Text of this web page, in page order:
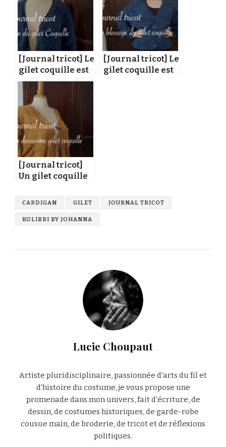
[Journal tricot] Le
gilet coquille est
fini !
[Journal tricot] Le
gilet coquille est
[Journal tricot]
Un gilet coquille
CARDIGAN GILET JOURNAL TRICOT
KOLIBRI BY JOHANNA
Lucie Choupaut
Artiste pluridisciplinaire, passionnée d'arts du fil et
d'histoire du costume, je vous propose une
promenade dans mon univers, fait d'écriture, de
dessin, de costumes historiques, de garde-robe
cousue main, de broderie, de tricot et de réflexions
politiques.